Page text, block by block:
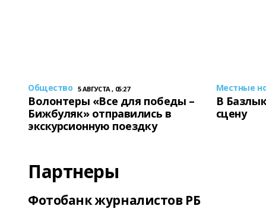
Общество 5 АВГУСТА , 05:27
Волонтеры «Все для победы –
Бижбуляк» отправились в
экскурсионную поездку
Местные
В
сцену
Партнеры
Фотобанк журналистов РБ